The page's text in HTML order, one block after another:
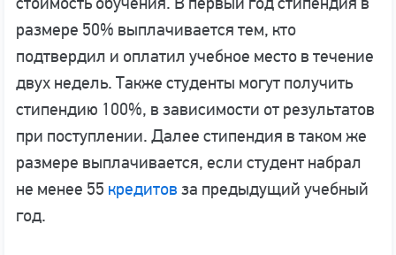
размере 50% выплачивается тем, кто
подтвердил и оплатил учебное место в течение
двух недель. Также студенты могут получить
стипендию 100%, в зависимости от результатов
при поступлении. Далее стипендия в таком же
размере выплачивается, если студент набрал
не менее 55 кредитов за предыдущий учебный
год.